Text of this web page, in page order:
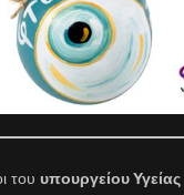
του υπουργείου Υγείας